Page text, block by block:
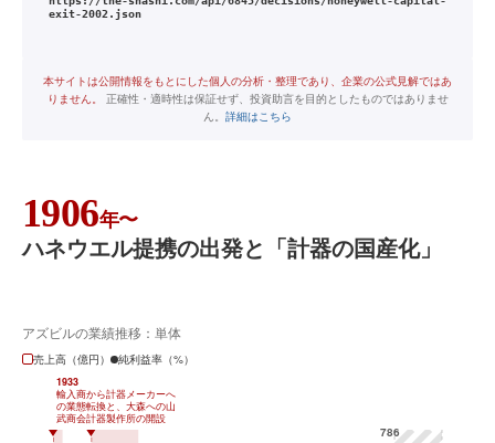
exit-2002.json
本サイトは公開情報をもとにした個人の分析・整理であり、企業の公式見解ではあ
りません。
正確性・適時性は保証せず、投資助言を目的としたものではありませ
ん。 詳細はこちら
1906年〜
ハネウエル提携の出発と「計器の国産化」
アズビルの業績推移：単体
売上高（億円）
純利益率（%）